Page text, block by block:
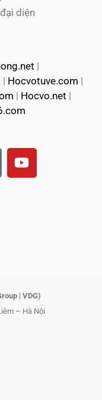
diện
|
| Hocvotuve.com |
| Hocvo.net |
Y
o
| VDG)
– Hà Nội